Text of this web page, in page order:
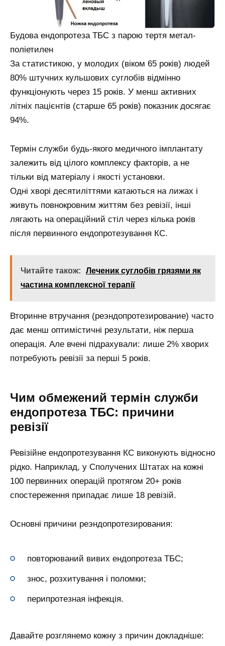
Будова ендопротеза ТБС з парою тертя метал-
поліетилен
За статистикою, у молодих (віком 65 років) людей
80% штучних кульшових суглобів відмінно
функціонують через 15 років. У менш активних
літніх пацієнтів (старше 65 років) показник досягає
94%.
Термін служби будь-якого медичного імплантату
залежить від цілого комплексу факторів, а не
тільки від матеріалу і якості установки.
Одні хворі десятиліттями катаються на лижах і
живуть повнокровним життям без ревізії, інші
лягають на операційний стіл через кілька років
після первинного ендопротезування КС.
Читайте також:
Леченик суглобів грязями як
частина комплексної терапії
Вторинне втручання (реэндопротезирование) часто
дає менш оптимістичні результати, ніж перша
операція. Але вчені підрахували: лише 2% хворих
потребують ревізії за перші 5 років.
Чим обмежений термін служби
ендопротеза ТБС: причини
ревізії
Ревізійне ендопротезування КС виконують відносно
рідко. Наприклад, у Сполучених Штатах на кожні
100 первинних операцій протягом 20+ років
спостереження припадає лише 18 ревізій.
Основні причини реэндопротезирования:
повторюваний вивих ендопротеза ТБС;
знос, розхитування і поломки;
перипротезная інфекція.
Давайте розглянемо кожну з причин докладніше: